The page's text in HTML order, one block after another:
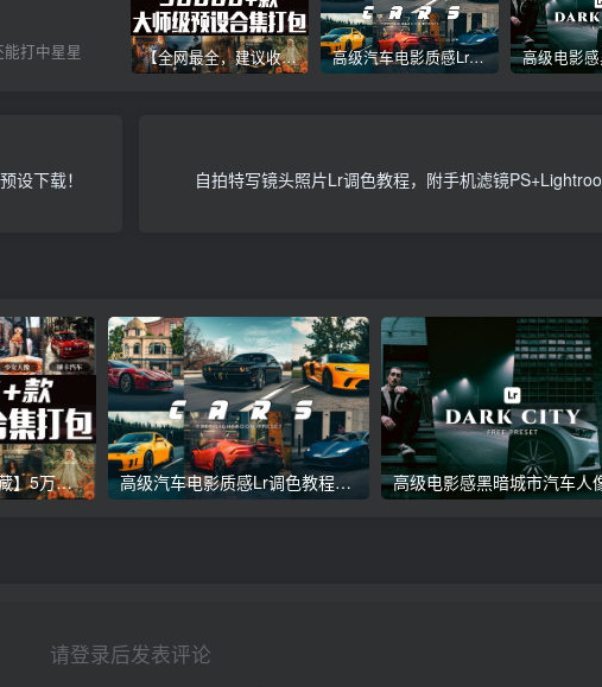
打中星星 【全网最全，建议收藏】5万多款Lr顶级调色预设合集，精心整理，分类清晰，摄影师调色师必备素材，够用一辈子！ 高级汽车电影质感Lr调色教程，手机滤镜PS+Lightroom预设下载！
设下载！
自拍特写镜头照片Lr调色教程，附手机滤镜
【全网最全，建议收藏】5万多款Lr顶级调色预设合集，精心整理，分类清晰，摄影师调色师必备素材，够用一辈子！ 高级汽车电影质感Lr调色教程，手机滤镜PS+Lightroom预设下载！
请登录后发表评论